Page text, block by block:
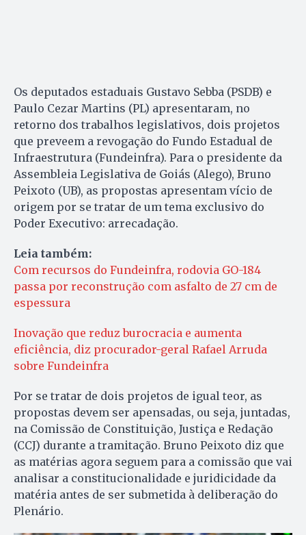
Os deputados estaduais Gustavo Sebba (PSDB) e
Paulo Cezar Martins (PL) apresentaram, no
retorno dos trabalhos legislativos, dois projetos
que preveem a revogação do Fundo Estadual de
Infraestrutura (Fundeinfra). Para o presidente da
Assembleia Legislativa de Goiás (Alego), Bruno
Peixoto (UB), as propostas apresentam vício de
origem por se tratar de um tema exclusivo do
Poder Executivo: arrecadação.
Leia também:
Com recursos do Fundeinfra, rodovia GO-184
passa por reconstrução com asfalto de 27 cm de
espessura
Inovação que reduz burocracia e aumenta
eficiência, diz procurador-geral Rafael Arruda
sobre Fundeinfra
Por se tratar de dois projetos de igual teor, as
propostas devem ser apensadas, ou seja, juntadas,
na Comissão de Constituição, Justiça e Redação
(CCJ) durante a tramitação. Bruno Peixoto diz que
as matérias agora seguem para a comissão que vai
analisar a constitucionalidade e juridicidade da
matéria antes de ser submetida à deliberação do
Plenário.